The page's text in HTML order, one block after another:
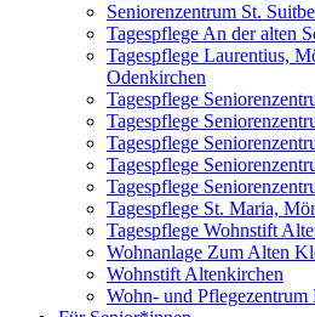
Seniorenzentrum St.
Tagespflege An der alten
Tagespflege Laurentius,
Odenkirchen
Tagespflege
Tagespflege
Tagespflege
Tagespflege
Tagespflege
Tagespflege St. Maria,
Tagespflege Wohnstift
Wohnanlage Zum Alten
Wohnstift Altenkirchen
Wohn- und Pflegezentrum